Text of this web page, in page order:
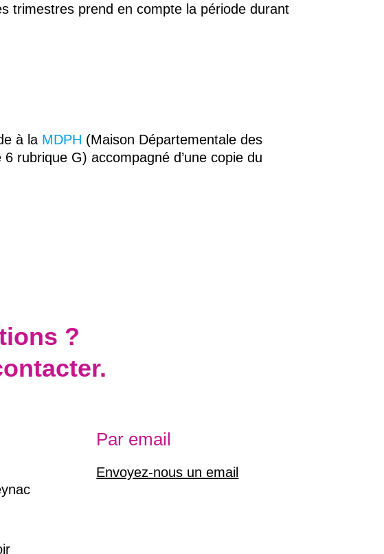
trimestres prend en compte la période durant
à la MDPH (Maison Départementale des
rubrique G) accompagné d’une copie du
?
Par email
Envoyez-nous un email